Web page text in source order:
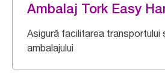
Ambalaj Tork Easy
Asigură facilitarea transportului
ambalajului